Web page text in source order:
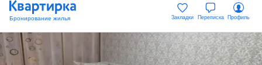
Закладки Переписка Профиль